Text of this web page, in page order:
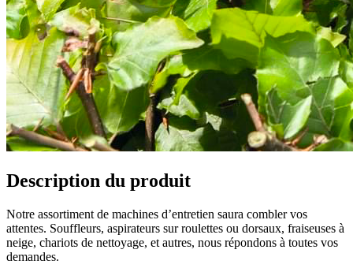
Description du produit
Notre assortiment de machines d’entretien saura combler vos
attentes. Souffleurs, aspirateurs sur roulettes ou dorsaux, fraiseuses à
neige, chariots de nettoyage, et autres, nous répondons à toutes vos
demandes.